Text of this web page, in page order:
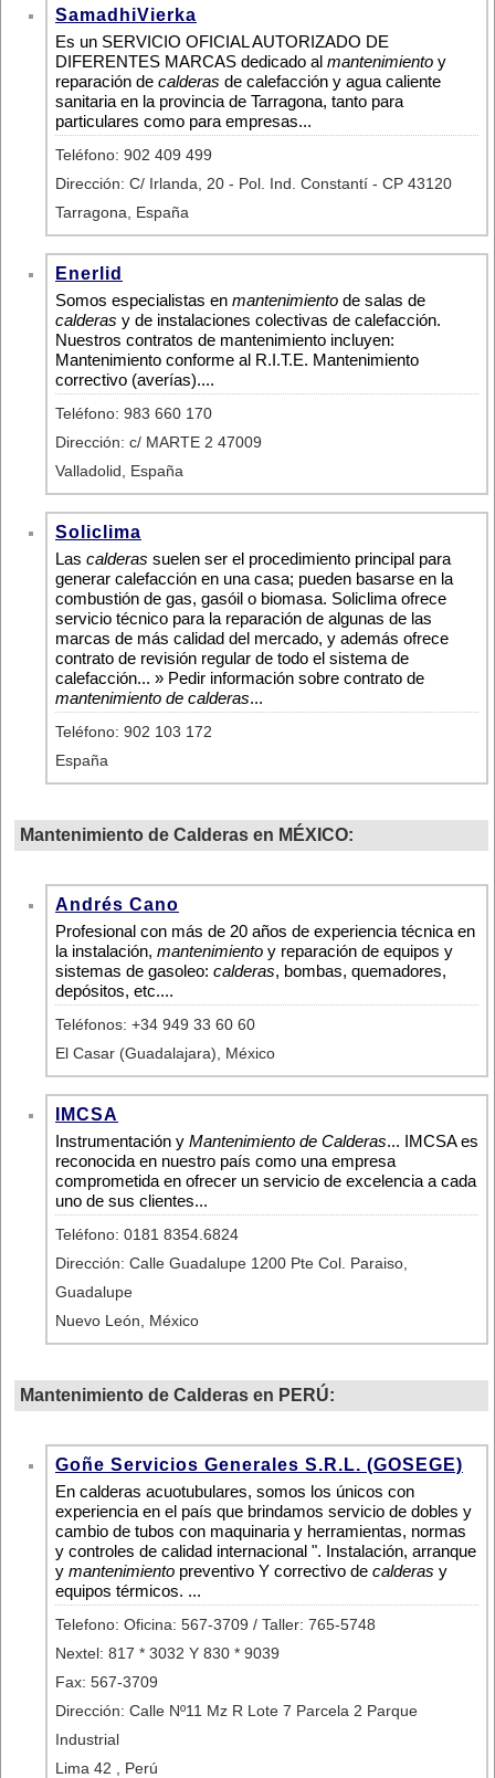
SamadhiVierka
Es un SERVICIO OFICIAL AUTORIZADO DE
DIFERENTES MARCAS dedicado al mantenimiento y
reparación de calderas de calefacción y agua caliente
sanitaria en la provincia de Tarragona, tanto para
particulares como para empresas...
Teléfono: 902 409 499
Dirección: C/ Irlanda, 20 - Pol. Ind. Constantí - CP 43120
Tarragona, España
Enerlid
Somos especialistas en mantenimiento de salas de
calderas y de instalaciones colectivas de calefacción.
Nuestros contratos de mantenimiento incluyen:
Mantenimiento conforme al R.I.T.E. Mantenimiento
correctivo (averías)....
Teléfono: 983 660 170
Dirección: c/ MARTE 2 47009
Valladolid, España
Soliclima
Las calderas suelen ser el procedimiento principal para
generar calefacción en una casa; pueden basarse en la
combustión de gas, gasóil o biomasa. Soliclima ofrece
servicio técnico para la reparación de algunas de las
marcas de más calidad del mercado, y además ofrece
contrato de revisión regular de todo el sistema de
calefacción... » Pedir información sobre contrato de
mantenimiento de calderas...
Teléfono: 902 103 172
España
Mantenimiento de Calderas en MÉXICO:
Andrés Cano
Profesional con más de 20 años de experiencia técnica en
la instalación, mantenimiento y reparación de equipos y
sistemas de gasoleo: calderas, bombas, quemadores,
depósitos, etc....
Teléfonos: +34 949 33 60 60
El Casar (Guadalajara), México
IMCSA
Instrumentación y Mantenimiento de Calderas... IMCSA es
reconocida en nuestro país como una empresa
comprometida en ofrecer un servicio de excelencia a cada
uno de sus clientes...
Teléfono: 0181 8354.6824
Dirección: Calle Guadalupe 1200 Pte Col. Paraiso,
Guadalupe
Nuevo León, México
Mantenimiento de Calderas en PERÚ:
Goñe Servicios Generales S.R.L. (GOSEGE)
En calderas acuotubulares, somos los únicos con
experiencia en el país que brindamos servicio de dobles y
cambio de tubos con maquinaria y herramientas, normas
y controles de calidad internacional ". Instalación, arranque
y mantenimiento preventivo Y correctivo de calderas y
equipos térmicos. ...
Telefono: Oficina: 567-3709 / Taller: 765-5748
Nextel: 817 * 3032 Y 830 * 9039
Fax: 567-3709
Dirección: Calle Nº11 Mz R Lote 7 Parcela 2 Parque
Industrial
Lima 42 , Perú